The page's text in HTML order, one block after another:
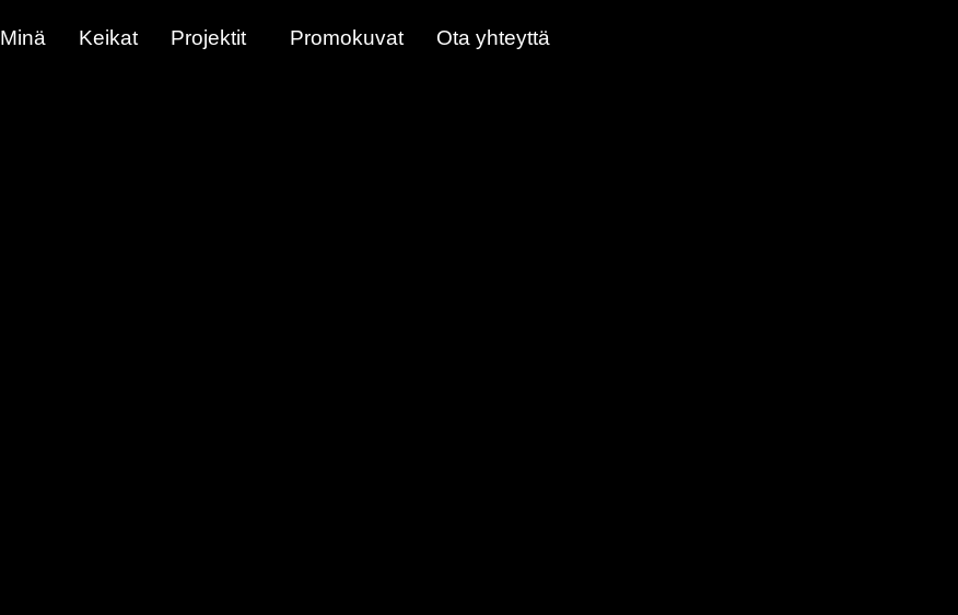
Minä Keikat Projektit Promokuvat Ota yhteyttä